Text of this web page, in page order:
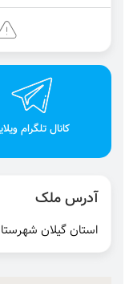
کانال تلگرام
آدرس ملک
استان گیلان